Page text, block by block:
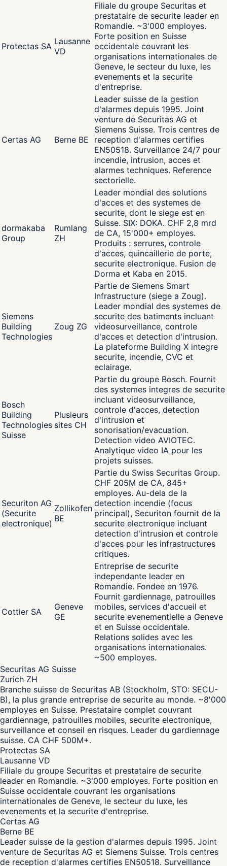
Protectas SA Lausanne
VD
Filiale du groupe Securitas et
prestataire de securite leader en
Romandie. ~3'000 employes.
Forte position en Suisse
occidentale couvrant les
organisations internationales de
Geneve, le secteur du luxe, les
evenements et la securite
d'entreprise.
Certas AG Berne BE
Leader suisse de la gestion
d'alarmes depuis 1995. Joint
venture de Securitas AG et
Siemens Suisse. Trois centres de
reception d'alarmes certifies
EN50518. Surveillance 24/7 pour
incendie, intrusion, acces et
alarmes techniques. Reference
sectorielle.
dormakaba
Group
Rumlang
ZH
Leader mondial des solutions
d'acces et des systemes de
securite, dont le siege est en
Suisse. SIX: DOKA. CHF 2,8 mrd
de CA, 15'000+ employes.
Produits : serrures, controle
d'acces, quincaillerie de porte,
securite electronique. Fusion de
Dorma et Kaba en 2015.
Siemens
Building
Technologies
Zoug ZG
Partie de Siemens Smart
Infrastructure (siege a Zoug).
Leader mondial des systemes de
securite des batiments incluant
videosurveillance, controle
d'acces et detection d'intrusion.
La plateforme Building X integre
securite, incendie, CVC et
eclairage.
Bosch
Building
Technologies
Suisse
Plusieurs
sites CH
Partie du groupe Bosch. Fournit
des systemes integres de securite
incluant videosurveillance,
controle d'acces, detection
d'intrusion et
sonorisation/evacuation.
Detection video AVIOTEC.
Analytique video IA pour les
projets suisses.
Securiton AG
(Securite
electronique)
Zollikofen
BE
Partie du Swiss Securitas Group.
CHF 205M de CA, 845+
employes. Au-dela de la
detection incendie (focus
principal), Securiton fournit de la
securite electronique incluant
detection d'intrusion et controle
d'acces pour les infrastructures
critiques.
Cottier SA
Geneve
GE
Entreprise de securite
independante leader en
Romandie. Fondee en 1976.
Fournit gardiennage, patrouilles
mobiles, services d'accueil et
securite evenementielle a Geneve
et en Suisse occidentale.
Relations solides avec les
organisations internationales.
~500 employes.
Securitas AG Suisse
Zurich ZH
Branche suisse de Securitas AB (Stockholm, STO: SECU-
B), la plus grande entreprise de securite au monde. ~8'000
employes en Suisse. Prestataire complet couvrant
gardiennage, patrouilles mobiles, securite electronique,
surveillance et conseil en risques. Leader du gardiennage
suisse. CA CHF 500M+.
Protectas SA
Lausanne VD
Filiale du groupe Securitas et prestataire de securite
leader en Romandie. ~3'000 employes. Forte position en
Suisse occidentale couvrant les organisations
internationales de Geneve, le secteur du luxe, les
evenements et la securite d'entreprise.
Certas AG
Berne BE
Leader suisse de la gestion d'alarmes depuis 1995. Joint
venture de Securitas AG et Siemens Suisse. Trois centres
de reception d'alarmes certifies EN50518. Surveillance